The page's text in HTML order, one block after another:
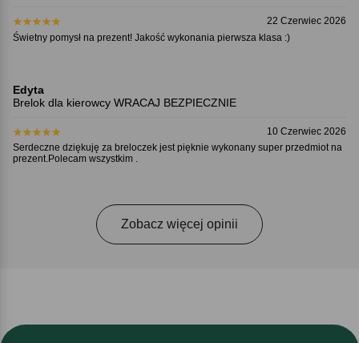
22 Czerwiec 2026
Świetny pomysł na prezent! Jakość wykonania pierwsza klasa :)
Brelok dla kierowcy WRACAJ BEZPIECZNIE
Edyta
10 Czerwiec 2026
Serdeczne dziękuję za breloczek jest pięknie wykonany super przedmiot na
prezent.Polecam wszystkim .
Zobacz więcej opinii